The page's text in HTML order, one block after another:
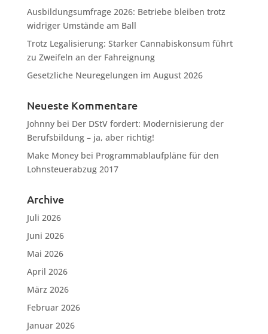
Ausbildungsumfrage 2026: Betriebe bleiben trotz
widriger Umstände am Ball
Trotz Legalisierung: Starker Cannabiskonsum führt
zu Zweifeln an der Fahreignung
Gesetzliche Neuregelungen im August 2026
Neueste Kommentare
Johnnybei Der DStV fordert: Modernisierung der
Berufsbildung – ja, aber richtig!
Make Moneybei Programmablaufpläne für den
Lohnsteuerabzug 2017
Archive
Juli 2026
Juni 2026
Mai 2026
April 2026
März 2026
Februar 2026
Januar 2026